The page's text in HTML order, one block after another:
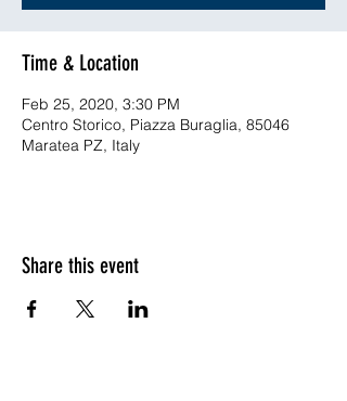
Time & Location
Feb 25, 2020, 3:30 PM
Centro Storico, Piazza Buraglia, 85046
Maratea PZ, Italy
Share this event